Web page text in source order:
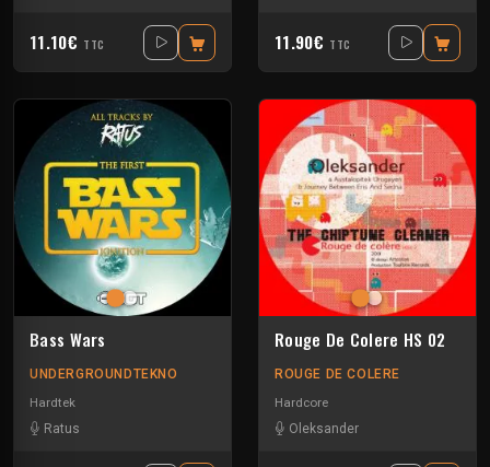
11.10€ TTC 11.90€ TTC
Bass Wars
UNDERGROUNDTEKNO
Hardtek
Ratus
Rouge De Colere HS 02
ROUGE DE COLERE
Hardcore
Oleksander